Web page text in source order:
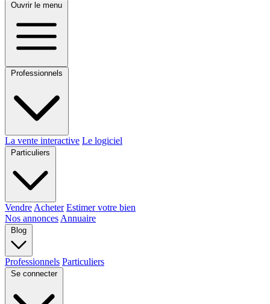
Ouvrir le menu
Professionnels
La vente interactive Le logiciel
Particuliers
Vendre Acheter Estimer votre bien
Nos annonces Annuaire
Blog
Professionnels Particuliers
Se connecter